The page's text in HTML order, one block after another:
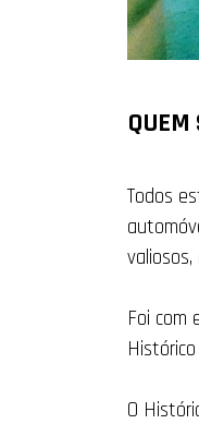
QUEM
Todos
Foi com
O